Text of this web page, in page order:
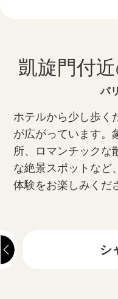
凱旋門付
パ
ホテルから少し歩く
が広がっています。
所、ロマンチックな
な絶景スポットなど
体験をお楽しみくだ
シ